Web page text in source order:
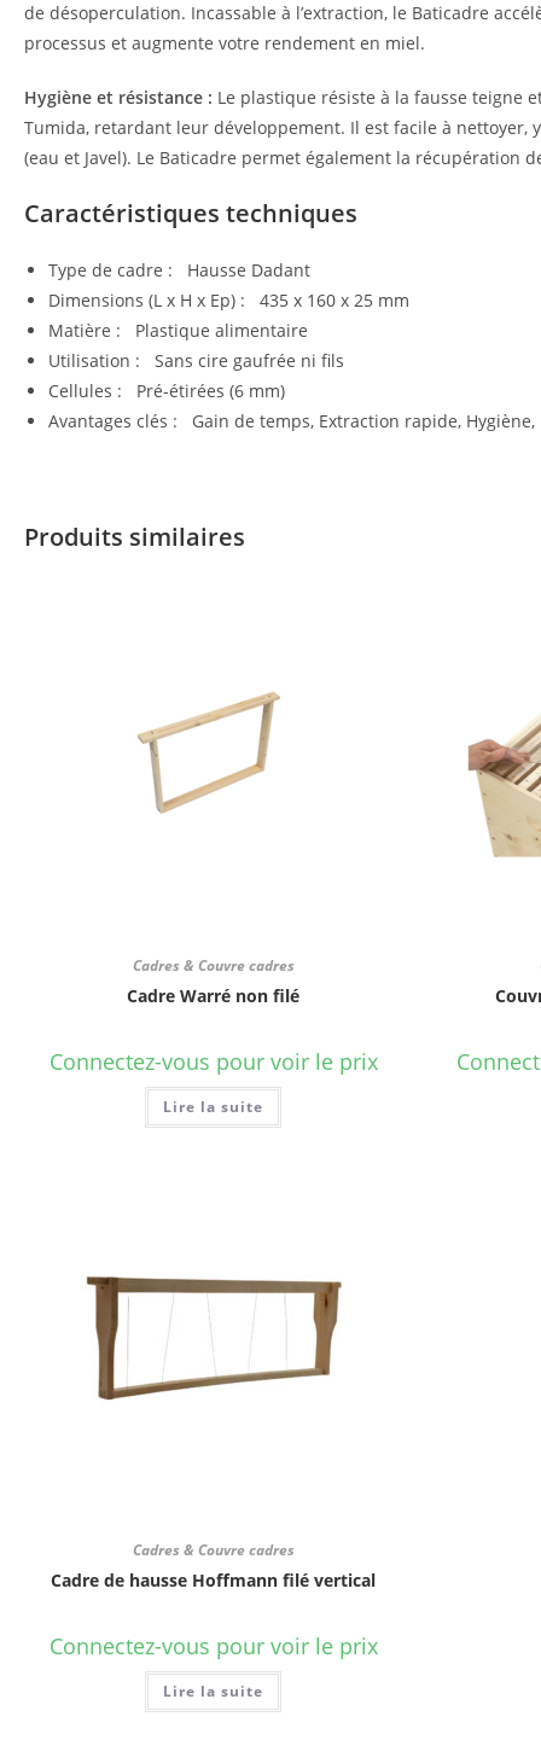
de désoperculation. Incassable à l’extraction, le Baticadre
processus et augmente votre rendement en miel.
Hygiène et résistance : Le plastique résiste à la fausse teigne
Tumida, retardant leur développement. Il est facile à nettoyer,
(eau et Javel). Le Baticadre permet également la récupération
Caractéristiques techniques
Type de cadre : Hausse Dadant
Dimensions (L x H x Ep) : 435 x 160 x 25 mm
Matière : Plastique alimentaire
Utilisation : Sans cire gaufrée ni fils
Cellules : Pré-étirées (6 mm)
Avantages clés : Gain de temps, Extraction rapide,
Produits similaires
Cadres & Couvre cadres
Cadre Warré non filé
Connectez-vous pour voir le prix
Lire la suite
Cadres & Couvre cadres
Cadre de hausse Hoffmann filé vertical
Connectez-vous pour voir le prix
Lire la suite